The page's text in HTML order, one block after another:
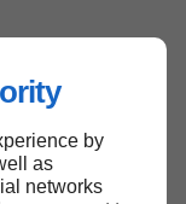
by
as
networks